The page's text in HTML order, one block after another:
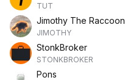
TUT
Jimothy The Raccoon
JIMOTHY
StonkBroker
STONKBROKER
Pons